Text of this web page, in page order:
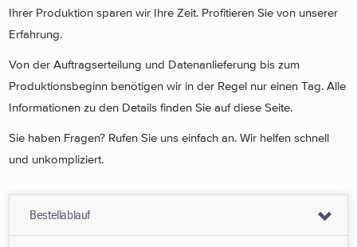
Ihrer Produktion sparen wir Ihre Zeit. Profitieren Sie von unserer
Erfahrung.
Von der Auftragserteilung und Datenanlieferung bis zum
Produktionsbeginn benötigen wir in der Regel nur einen Tag. Alle
Informationen zu den Details finden Sie auf diese Seite.
Sie haben Fragen? Rufen Sie uns einfach an. Wir helfen schnell
und unkompliziert.
Bestellablauf